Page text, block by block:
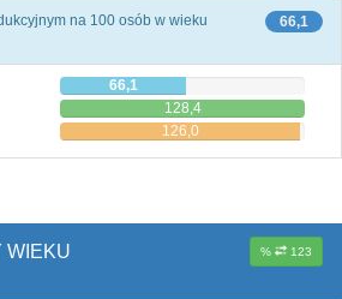
66,1
na 100 osób w wieku
66,1
128,4
126,0
% 123
WIEKU